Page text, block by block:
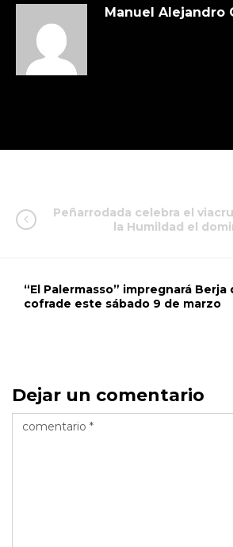
Manuel Alejandro
Peñarrodada celebra el
la Humildad el
“El Palermasso” impregnará Berja
cofrade este sábado 9 de marzo
Dejar un comentario